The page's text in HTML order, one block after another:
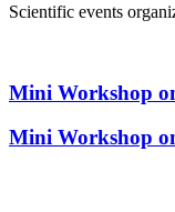
Scientific events
Mini Workshop
Mini Workshop